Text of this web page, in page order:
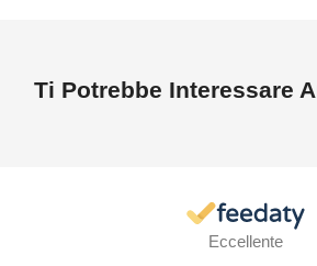
Ti Potrebbe Interessare
Eccellente